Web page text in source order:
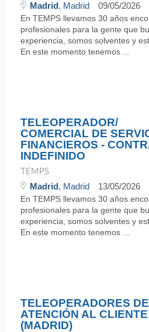
Madrid, Madrid 09/05/2026
En TEMPS llevamos 30 años
profesionales para la gente que
experiencia, somos solventes y
En este momento tenemos ...
TELEOPERADOR/
COMERCIAL DE
FINANCIEROS -
INDEFINIDO
TEMPS
Madrid, Madrid 13/05/2026
En TEMPS llevamos 30 años
profesionales para la gente que
experiencia, somos solventes y
En este momento tenemos ...
TELEOPERADORES DE
ATENCIÓN AL CLIENTE
(MADRID)